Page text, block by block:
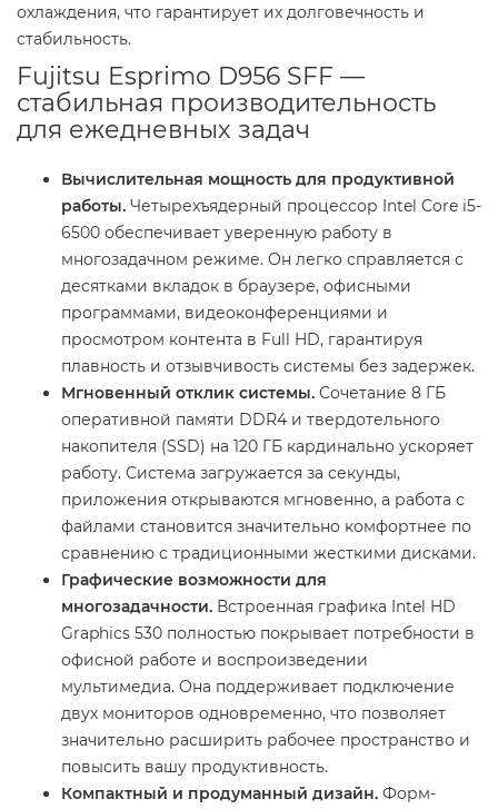
охлаждения, что гарантирует их долговечность и
стабильность.
Fujitsu Esprimo D956 SFF —
стабильная производительность
для ежедневных задач
Вычислительная мощность для продуктивной
работы. Четырехъядерный процессор Intel Core i5-
6500 обеспечивает уверенную работу в
многозадачном режиме. Он легко справляется с
десятками вкладок в браузере, офисными
программами, видеоконференциями и
просмотром контента в Full HD, гарантируя
плавность и отзывчивость системы без задержек.
Мгновенный отклик системы. Сочетание 8 ГБ
оперативной памяти DDR4 и твердотельного
накопителя (SSD) на 120 ГБ кардинально ускоряет
работу. Система загружается за секунды,
приложения открываются мгновенно, а работа с
файлами становится значительно комфортнее по
сравнению с традиционными жесткими дисками.
Графические возможности для
многозадачности. Встроенная графика Intel HD
Graphics 530 полностью покрывает потребности в
офисной работе и воспроизведении
мультимедиа. Она поддерживает подключение
двух мониторов одновременно, что позволяет
значительно расширить рабочее пространство и
повысить вашу продуктивность.
Компактный и продуманный дизайн. Форм-